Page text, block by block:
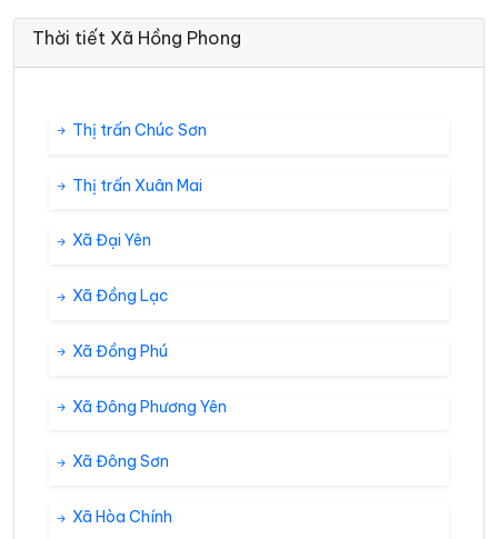
Thời tiết Xã Hồng Phong
Thị trấn Chúc Sơn
Thị trấn Xuân Mai
Xã Đại Yên
Xã Đồng Lạc
Xã Đồng Phú
Xã Đông Phương Yên
Xã Đông Sơn
Xã Hòa Chính